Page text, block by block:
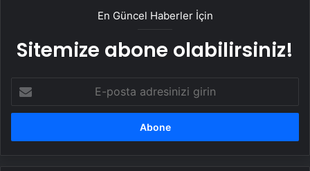
En Güncel Haberler İçin
Sitemize abone olabilirsiniz!
posta
adresinizi